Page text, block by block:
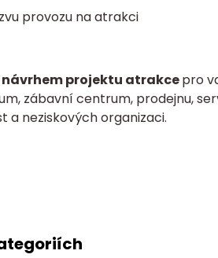
provozu na atrakci
návrhem projektu atrakcepro
zábavní centrum, prodejnu,
neziskových organizaci.